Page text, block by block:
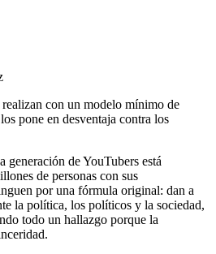
con un modelo mínimo de
pone en desventaja contra los
generación de YouTubers está
de personas con sus
por una fórmula original: dan a
la política, los políticos y la sociedad,
todo un hallazgo porque la